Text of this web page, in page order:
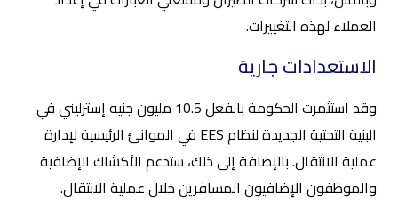
العملاء لهذه التغييرات.
الاستعدادات جارية
وقد استثمرت الحكومة بالفعل 10.5 مليون جنيه إسترليني في
البنية التحتية الجديدة لنظام EES في الموانئ الرئيسية لإدارة
عملية الانتقال. بالإضافة إلى ذلك، ستدعم الأكشاك الإضافية
والموظفون الإضافيون المسافرين خلال عملية الانتقال.